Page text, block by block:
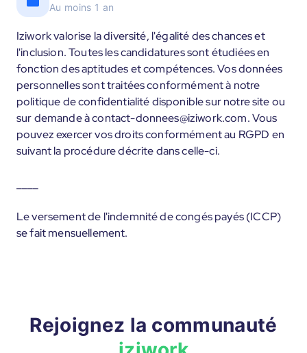
Au moins 1 an
Iziwork valorise la diversité, l'égalité des chances et
l'inclusion. Toutes les candidatures sont étudiées en
fonction des aptitudes et compétences. Vos données
personnelles sont traitées conformément à notre
politique de confidentialité disponible sur notre site ou
sur demande à contact-donnees@iziwork.com. Vous
pouvez exercer vos droits conformément au RGPD en
suivant la procédure décrite dans celle-ci.
Le versement de l'indemnité de congés payés (ICCP)
se fait mensuellement.
Rejoignez la communauté